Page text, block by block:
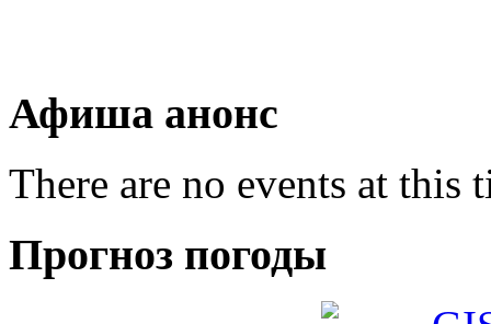
Афиша анонс
There are no events at this
Прогноз погоды